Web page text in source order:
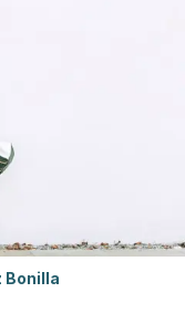
Bonilla